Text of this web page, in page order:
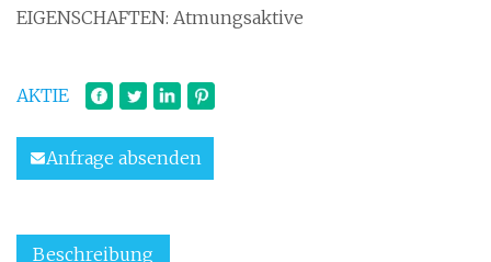
EIGENSCHAFTEN: Atmungsaktive
AKTIE
Anfrage absenden
Beschreibung